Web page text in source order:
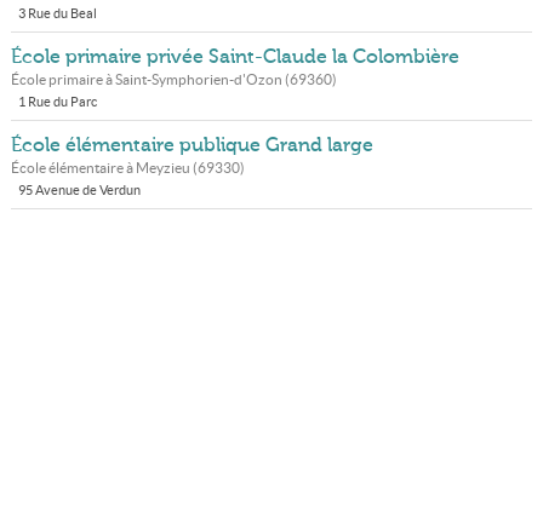
3 Rue du Beal
École primaire privée Saint-Claude la Colombière
École primaire àSaint-Symphorien-d'Ozon (69360)
1 Rue du Parc
École élémentaire publique Grand large
École élémentaire à Meyzieu (69330)
95 Avenue de Verdun